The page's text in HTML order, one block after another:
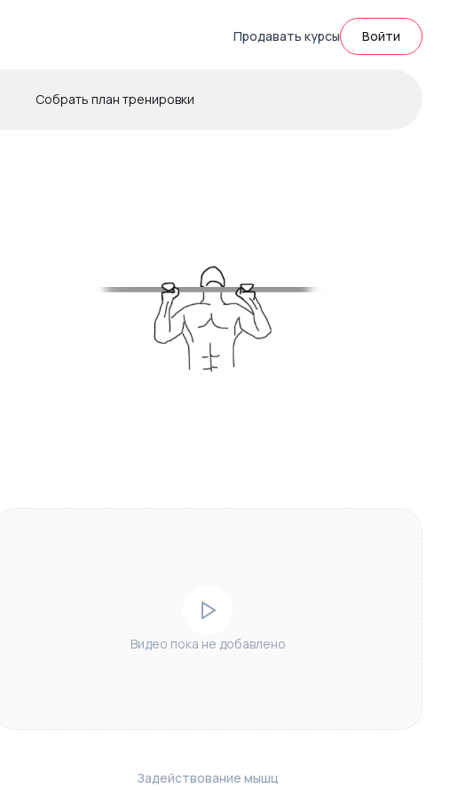
Продавать курсы Войти
Собрать план тренировки
Видео пока не добавлено
Задействование мышц